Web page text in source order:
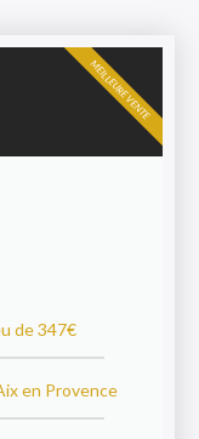
de 347€
en Provence
MEILLEURE VENTE